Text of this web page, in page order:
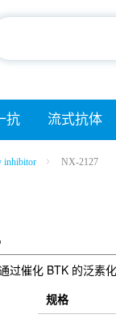
抗 流式抗体
inhibitor NX-2127
过催化 BTK 的泛素
规格